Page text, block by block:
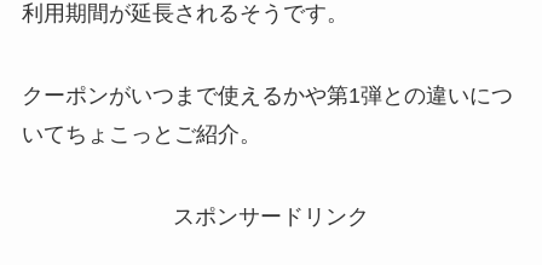
利用期間が延長されるそうです。
クーポンがいつまで使えるかや第1弾との違いにつ
いてちょこっとご紹介。
スポンサードリンク